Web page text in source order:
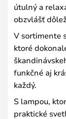
útulný a
obzvlášť
V sortimente
ktoré
funkčné aj
každý.
S lampou,
praktické